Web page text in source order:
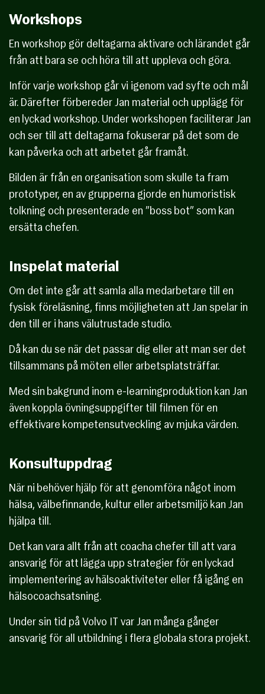
Workshops
En workshop gör deltagarna aktivare och lärandet går
från att bara se och höra till att uppleva och göra.
Inför varje workshop går vi igenom vad syfte och mål
är. Därefter förbereder Jan material och upplägg för
en lyckad workshop. Under workshopen faciliterar Jan
och ser till att deltagarna fokuserar på det som de
kan påverka och att arbetet går framåt.
Bilden är från en organisation som skulle ta fram
prototyper, en av grupperna gjorde en humoristisk
tolkning och presenterade en ”boss bot” som kan
ersätta chefen.
Inspelat material
Om det inte går att samla alla medarbetare till en
fysisk föreläsning, finns möjligheten att Jan spelar in
den till er i hans välutrustade studio.
Då kan du se när det passar dig eller att man ser det
tillsammans på möten eller arbetsplatsträffar.
Med sin bakgrund inom e-learningproduktion kan Jan
även koppla övningsuppgifter till filmen för en
effektivare kompetensutveckling av mjuka värden.
Konsultuppdrag
När ni behöver hjälp för att genomföra något inom
hälsa, välbefinnande, kultur eller arbetsmiljö kan Jan
hjälpa till.
Det kan vara allt från att coacha chefer till att vara
ansvarig för att lägga upp strategier för en lyckad
implementering av hälsoaktiviteter eller få igång en
hälsocoachsatsning.
Under sin tid på Volvo IT var Jan många gånger
ansvarig för all utbildning i flera globala stora projekt.